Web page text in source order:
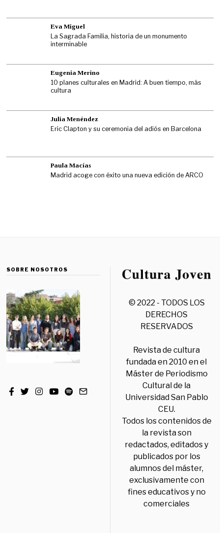
Eva Miguel
La Sagrada Familia, historia de un monumento
interminable
Eugenia Merino
10 planes culturales en Madrid: A buen tiempo, más
cultura
Julia Menéndez
Eric Clapton y su ceremonia del adiós en Barcelona
Paula Macías
Madrid acoge con éxito una nueva edición de ARCO
SOBRE NOSOTROS
© 2022 - TODOS LOS
DERECHOS
RESERVADOS
Revista de cultura
fundada en 2010 en el
Máster de Periodismo
Cultural de la
Universidad San Pablo
CEU.
Todos los contenidos de
la revista son
redactados, editados y
publicados por los
alumnos del máster,
exclusivamente con
fines educativos y no
comerciales